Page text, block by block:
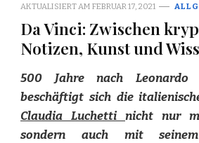
AKTUALISIERT AM FEBRUAR 17, 2021
Da Vinci: Zwischen
Notizen, Kunst und
500 Jahre nach
beschäftigt sich die
Claudia Luchetti nicht nur
sondern auch mit seinem